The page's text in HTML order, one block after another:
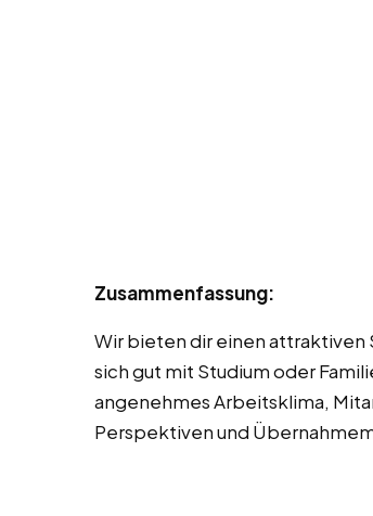
Zusammenfassung:
Wir bieten dir einen
sich gut mit Studium oder
angenehmes Arbeitsklima,
Perspektiven und